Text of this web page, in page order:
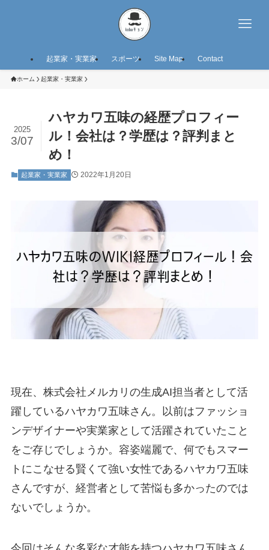
起業家・実業家 スポーツ Site Map Contact
ホーム 起業家・実業家
ハヤカワ五味の経歴プロフィー
ル！会社は？学歴は？評判まと
め！
2025
3/07
起業家・実業家 2022年1月20日
現在、株式会社メルカリの生成AI担当者として活
躍しているハヤカワ五味さん。以前はファッショ
ンデザイナーや実業家として活躍されていたこと
をご存じでしょうか。容姿端麗で、何でもスマー
トにこなせる賢くて強い女性であるハヤカワ五味
さんですが、経営者として苦悩も多かったのでは
ないでしょうか。